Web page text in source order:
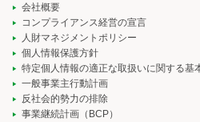
会社概要
コンプライアンス経営の宣言
人財マネジメントポリシー
個人情報保護方針
特定個人情報の適正な取扱いに関する基
一般事業主行動計画
反社会的勢力の排除
事業継続計画（BCP）